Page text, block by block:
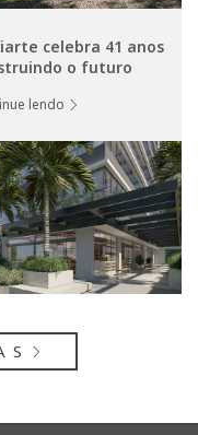
celebra 41 anos
o futuro
lendo